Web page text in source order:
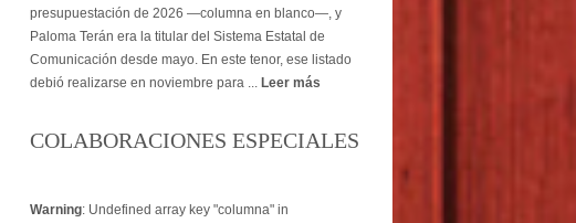
presupuestación de 2026 —columna en blanco—, y
Paloma Terán era la titular del Sistema Estatal de
Comunicación desde mayo. En este tenor, ese listado
debió realizarse en noviembre para ... Leer más
COLABORACIONES ESPECIALES
Warning: Undefined array key "columna" in